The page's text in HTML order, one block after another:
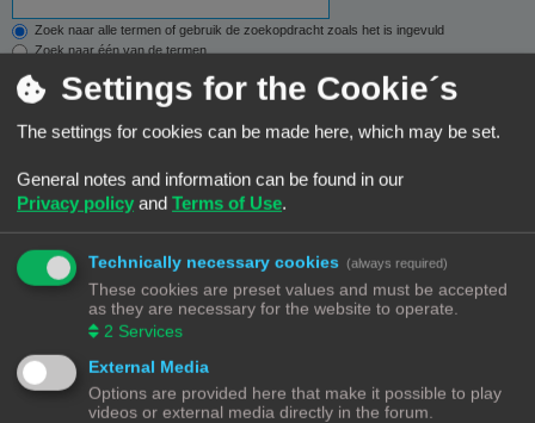
Zoek naar alle termen of gebruik de zoekopdracht zoals het is ingevuld
Zoek naar één van de termen
Zoek naar auteur:
Gebruik * als een joker voor gedeeltelijke overeenkomsten.
Zoeken in forums:
Selecteer het forum of de forums die je wil doorzoeken. Subforums worden automatisch
doorzocht als je “Doorzoek subforums“ hieronder niet uitschakelt.
Doorzoek subforums:
Nee
Settings for the Cookie´s
The settings for cookies can be made here, which may be set.
General notes and information can be found in our
Privacy policy and Terms of Use.
Technically necessary cookies (always required)
These cookies are preset values and must be accepted
as they are necessary for the website to operate.
2 Services
External Media
Options are provided here that make it possible to play
videos or external media directly in the forum.